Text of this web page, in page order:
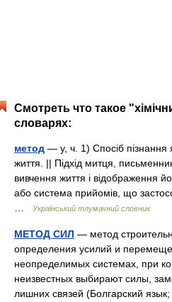
Смотреть что такое
словарях:
метод — у, ч. 1) Спосіб пізнання
життя. || Підхід митця,
вивчення життя і відображення
або система прийомів, що
Український тлумачний словник
МЕТОД СИЛ — метод
определения усилий и
неопределимых системах, при
неизвестных выбирают силы,
лишних связей (Болгарский